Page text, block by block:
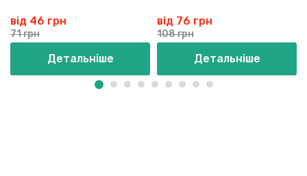
від 46 грн
71 грн
Детальніше
від 76 грн
108 грн
Детальніше